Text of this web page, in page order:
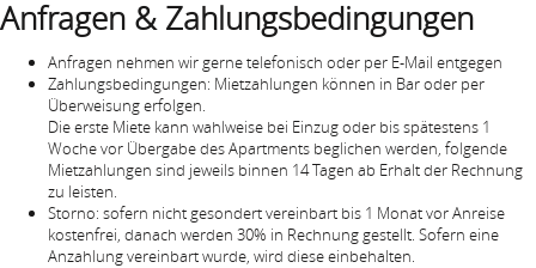
Anfragen & Zahlungsbedingungen
Anfragen nehmen wir gerne telefonisch oder per E-Mail entgegen
Zahlungsbedingungen: Mietzahlungen können in Bar oder per
Überweisung erfolgen.
Die erste Miete kann wahlweise bei Einzug oder bis spätestens 1
Woche vor Übergabe des Apartments beglichen werden, folgende
Mietzahlungen sind jeweils binnen 14 Tagen ab Erhalt der Rechnung
zu leisten.
Storno: sofern nicht gesondert vereinbart bis 1 Monat vor Anreise
kostenfrei, danach werden 30% in Rechnung gestellt. Sofern eine
Anzahlung vereinbart wurde, wird diese einbehalten.